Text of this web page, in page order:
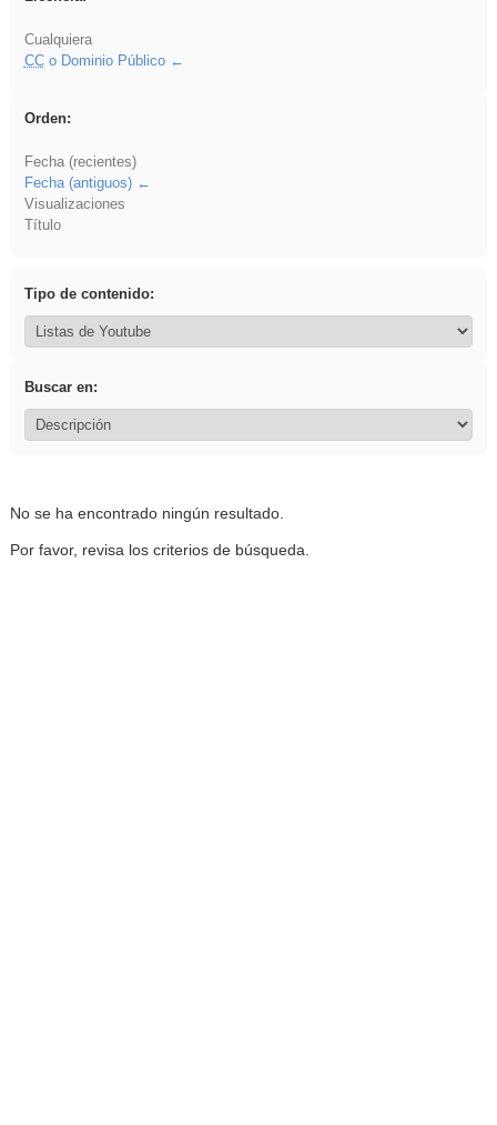
Cualquiera
CCo Dominio Público
Orden:
Fecha (recientes)
Fecha (antiguos)
Visualizaciones
Título
Tipo de contenido:
Buscar en:
No se ha encontrado ningún resultado.
Por favor, revisa los criterios de búsqueda.